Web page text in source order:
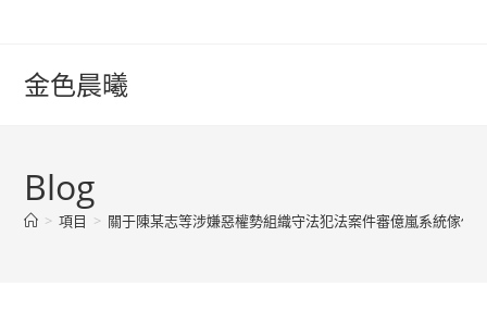
content金色晨曦
Blog
> 項目 > 關于陳某志等涉嫌惡權勢組織守法犯法案件審億嵐系統傢俱